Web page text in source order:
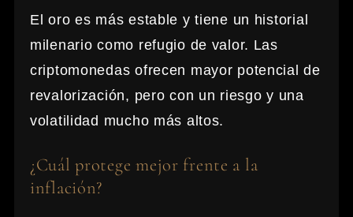
El oro es más estable y tiene un historial
milenario como refugio de valor. Las
criptomonedas ofrecen mayor potencial de
revalorización, pero con un riesgo y una
volatilidad mucho más altos.
¿Cuál protege mejor frente a la
inflación?